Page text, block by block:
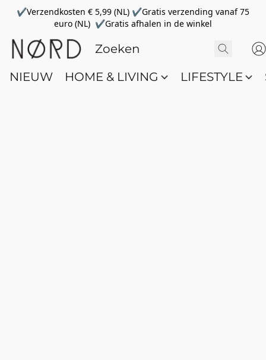
✔Verzendkosten € 5,99 (NL) ✔Gratis verzending vanaf 75
euro (NL) ✔Gratis afhalen in de winkel
NIEUW HOME & LIVING LIFESTYLE